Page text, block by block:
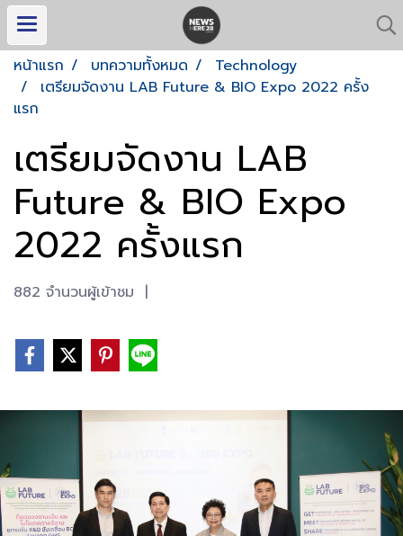
หน้าแรก บทความทั้งหมด
Technology
เตรียมจัดงาน LAB Future & BIO Expo 2022 ครั้ง
แรก
เตรียมจัดงาน LAB
Future & BIO Expo
2022 ครั้งแรก
882 จำนวนผู้เข้าชม |